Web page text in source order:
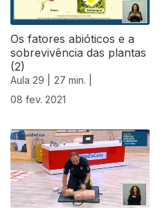
Os fatores abióticos e a
sobrevivência das plantas
(2)
Aula 29 |
27 min. |
08 fev. 2021